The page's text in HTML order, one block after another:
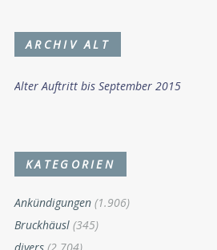
ARCHIV ALT
Alter Auftritt bis September 2015
KATEGORIEN
Ankündigungen (1.906)
Bruckhäusl (345)